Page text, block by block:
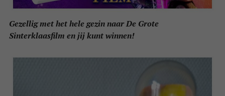
Gezellig met het hele gezin naar De Grote
Sinterklaasfilm en jij kunt winnen!